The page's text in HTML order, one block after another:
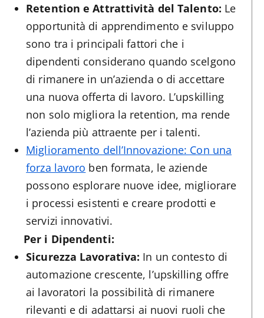
Retention e Attrattività del Talento: Le
opportunità di apprendimento e sviluppo
sono tra i principali fattori che i
dipendenti considerano quando scelgono
di rimanere in un’azienda o di accettare
una nuova offerta di lavoro. L’upskilling
non solo migliora la retention, ma rende
l’azienda più attraente per i talenti.
Miglioramento dell’Innovazione: Con una
forza lavoro ben formata, le aziende
possono esplorare nuove idee, migliorare
i processi esistenti e creare prodotti e
servizi innovativi.
Per i Dipendenti:
Sicurezza Lavorativa: In un contesto di
automazione crescente, l’upskilling offre
ai lavoratori la possibilità di rimanere
rilevanti e di adattarsi ai nuovi ruoli che